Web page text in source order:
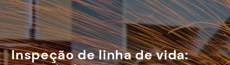
Inspeção de linha de vida: